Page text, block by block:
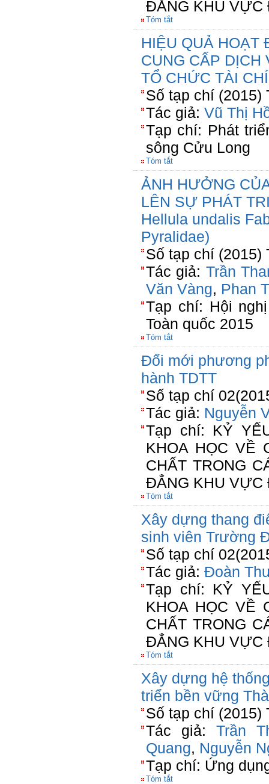
ĐẲNG KHU VỰC
Tóm tắt
HIỆU QUẢ HOẠT
CUNG CẤP DỊCH
TỔ CHỨC TÀI
Số tạp chí (2015)
Tác giả: Vũ Thị
Tạp chí: Phát
sông Cửu Long
Tóm tắt
ẢNH HƯỞNG
LÊN SỰ PHÁT
Hellula undalis
Pyralidae)
Số tạp chí (2015)
Tác giả: Trần
Văn Vàng, Phan
Tạp chí: Hội
Toàn quốc 2015
Tóm tắt
Đổi mới phương
hành TDTT
Số tạp chí
Tác giả: Nguyễn
Tạp chí: KỶ
KHOA HỌC VỀ
CHẤT TRONG
ĐẲNG KHU VỰC
Tóm tắt
Xây dựng thang
sinh viên Trường
Số tạp chí
Tác giả: Đoàn
Tạp chí: KỶ
KHOA HỌC VỀ
CHẤT TRONG
ĐẲNG KHU VỰC
Tóm tắt
Xây dựng hệ
triển bền vững
Số tạp chí (2015)
Tác giả:Trần
Quang, Nguyễn
Tạp chí: Ứng
Tóm tắt